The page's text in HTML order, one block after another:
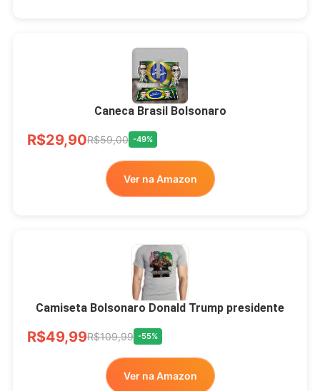
Xícara Bolsonaro
Brasão Deus Acima De
Todos
R$33,00
Ver no MERCADO
LIVRE
Caneca Brasil Bolsonaro
R$29,90R$59,00 -49%
Ver na Amazon
Camiseta Bolsonaro Donald Trump presidente
R$49,99R$109,99 -55%
Ver na Amazon